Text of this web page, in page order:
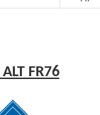
FR76